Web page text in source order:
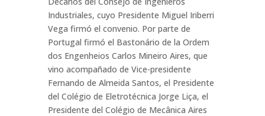
Industriales, cuyo Presidente Miguel Iriberri
Vega firmó el convenio. Por parte de
Portugal firmó el Bastonário de la Ordem
dos Engenheios Carlos Mineiro Aires, que
vino acompañado de Vice-presidente
Fernando de Almeida Santos, el Presidente
del Colégio de Eletrotécnica Jorge Liça, el
Presidente del Colégio de Mecânica Aires